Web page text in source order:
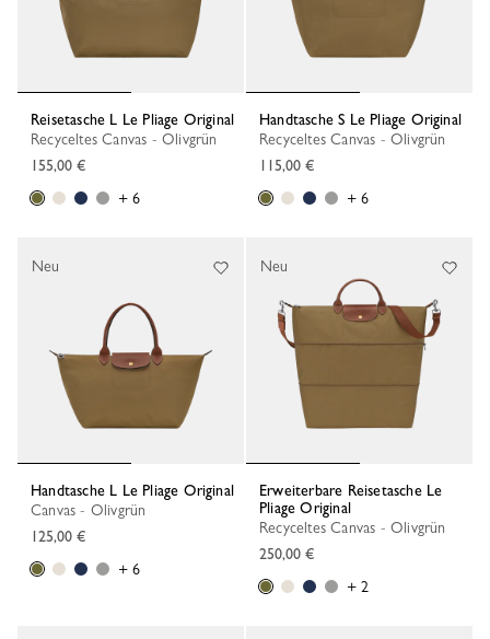
Reisetasche L Le Pliage Original
Recyceltes Canvas - Olivgrün
155,00 €
+ 6
Handtasche S Le Pliage Original
Recyceltes Canvas - Olivgrün
115,00 €
+ 6
Handtasche L Le Pliage Original
Canvas - Olivgrün
125,00 €
+ 6
Neu
Erweiterbare Reisetasche Le
Pliage Original
Recyceltes Canvas - Olivgrün
250,00 €
+ 2
Neu